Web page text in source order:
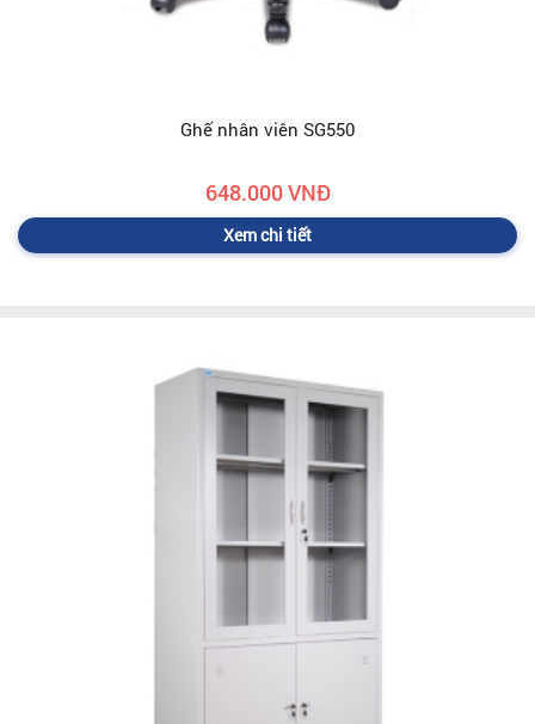
Ghế nhân viên SG550
648.000 VNĐ
Xem chi tiết